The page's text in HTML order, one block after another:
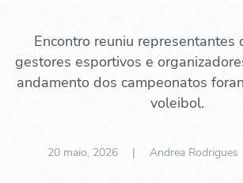
Encontro reuniu representantes
gestores esportivos e
andamento dos campeonatos
voleibol.
20 maio, 2026| Andrea